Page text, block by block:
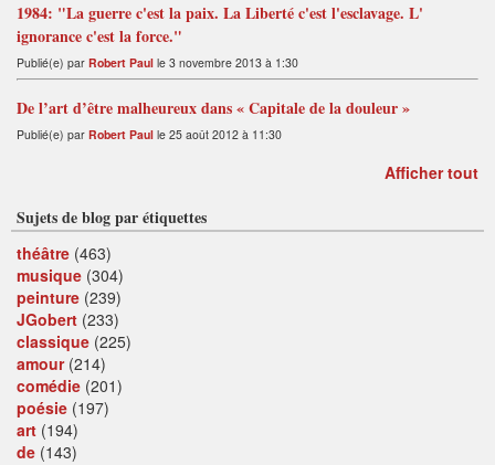
1984: "La guerre c'est la paix. La Liberté c'est l'esclavage. L'
ignorance c'est la force."
Publié(e) par Robert Paul le 3 novembre 2013 à 1:30
De l’art d’être malheureux dans « Capitale de la douleur »
Publié(e) par Robert Paul le 25 août 2012 à 11:30
Afficher tout
Sujets de blog par étiquettes
théâtre (463)
musique (304)
peinture (239)
JGobert (233)
classique (225)
amour(214)
comédie (201)
poésie (197)
art (194)
de (143)